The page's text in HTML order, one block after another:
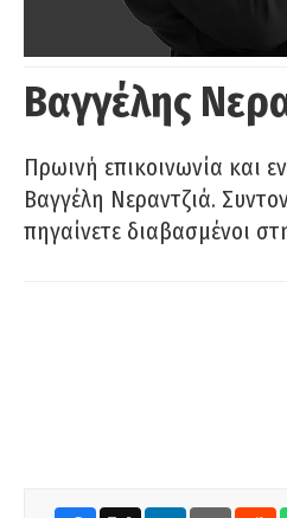
Βαγγέλης
Πρωινή επικοινωνία και
Βαγγέλη Νεραντζιά.
πηγαίνετε διαβασμένοι